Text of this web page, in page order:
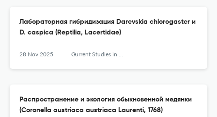
Лабораторная гибридизация Darevskia chlorogaster и
D. caspica (Reptilia, Lacertidae)
28 Nov 2025 Current Studies in Herpetology
Распространение и экология обыкновенной медянки
(Coronella austriaca austriaca Laurenti, 1768)